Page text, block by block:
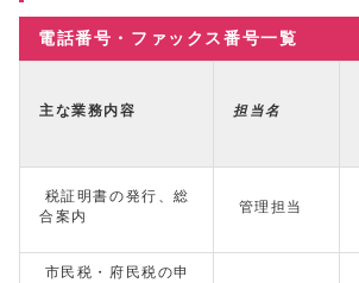
電話番号・ファックス番号一覧
主な業務内容 担当名
税証明書の発行、総
合案内
管理担当
市民税・府民税の申